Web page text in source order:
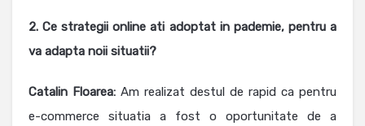
2. Ce strategii online ati adoptat in pademie, pentru a
va adapta noii situatii?
Catalin Floarea: Am realizat destul de rapid ca pentru
e-commerce situatia a fost o oportunitate de a